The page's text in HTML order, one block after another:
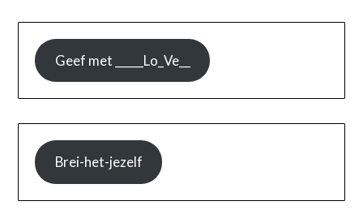
Geef met _____Lo_Ve__
Brei-het-jezelf